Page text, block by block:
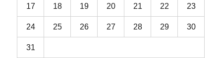
17 18 19 20 21 22 23
24 25 26 27 28 29 30
31